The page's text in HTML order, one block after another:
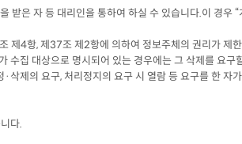
받은 자 등 대리인을 통하여 하실 수 있습니다.이 경
조 제4항, 제37조 제2항에 의하여 정보주체의 권리가
수집 대상으로 명시되어 있는 경우에는 그 삭제를
제의 요구, 처리정지의 요구 시 열람 등 요구를 한 자
다.